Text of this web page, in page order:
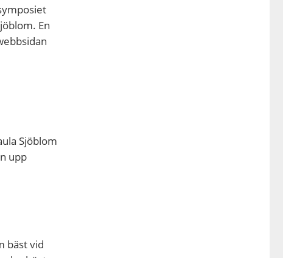
En
Sjöblom
upp
bäst vid